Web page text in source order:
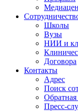
Школы
Вузы
НИИ и
Договора
Контакты
Адрес
Поиск
Обратная
Пресс-